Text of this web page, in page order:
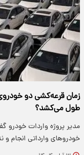
زمان قرعه‌کشی دو
طول می‌کشد؟
خودروهای وارداتی انجام